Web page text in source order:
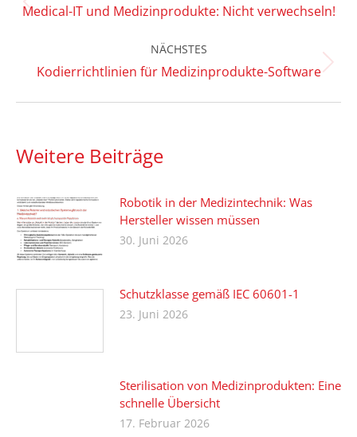
Vorheriger
Medical-IT und Medizinprodukte: Nicht verwechseln!
NÄCHSTES
Nächster
Kodierrichtlinien für Medizinprodukte-Software
Weitere Beiträge
Robotik in der Medizintechnik: Was
Hersteller wissen müssen
30. Juni 2026
Schutzklasse gemäß IEC 60601-1
23. Juni 2026
Sterilisation von Medizinprodukten: Eine
schnelle Übersicht
17. Februar 2026